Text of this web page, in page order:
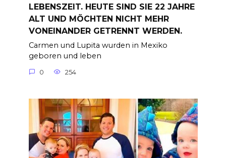
LEBENSZEIT. HEUTE SIND SIE 22 JAHRE
ALT UND MÖCHTEN NICHT MEHR
VONEINANDER GETRENNT WERDEN.
Carmen und Lupita wurden in Mexiko
geboren und leben
0 254